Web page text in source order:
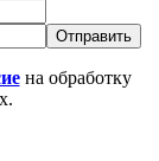
на обработку